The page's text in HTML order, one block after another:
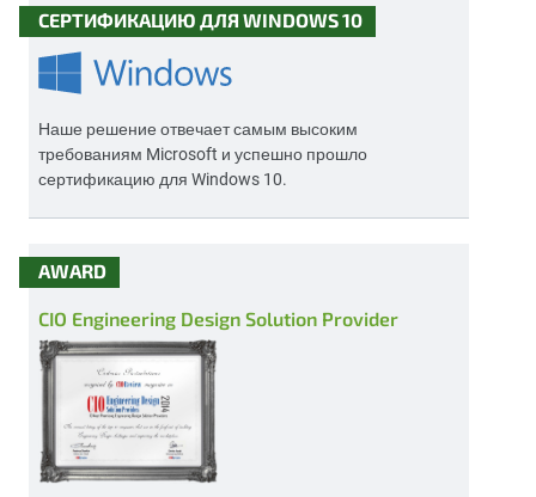
СЕРТИФИКАЦИЮ ДЛЯ WINDOWS 10
Наше решение отвечает самым высоким
требованиям Microsoft и успешно прошло
сертификацию для Windows 10.
AWARD
CIO Engineering Design Solution Provider